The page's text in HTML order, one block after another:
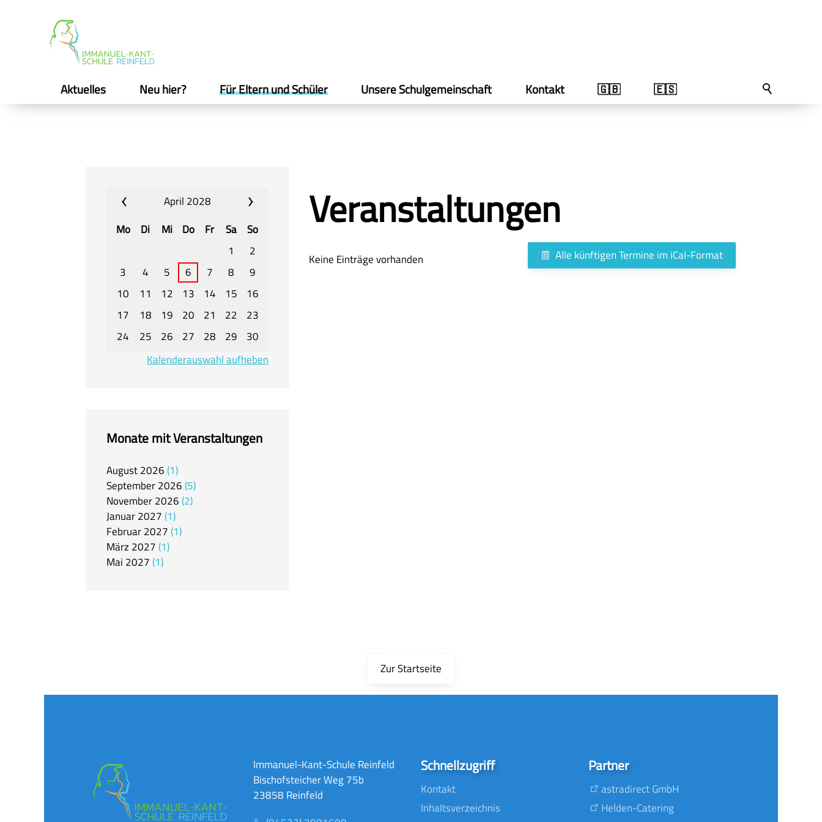
Aktuelles Neu hier? Für Eltern und Schüler Unsere Schulgemeinschaft Kontakt 🇬🇧 🇪🇸
April 2028
Mo
Di Mi Do Fr Sa
So
1
2
3
4 5 6 7 8
9
10
11 12 13 14 15
16
17
18 19 20 21 22
23
24
25 26 27 28 29
30
Kalenderauswahl aufheben
Monate mit Veranstaltungen
August2026 1
September2026 5
November2026 2
Januar2027 1
Februar2027 1
März 2027 1
Mai 2027 1
Veranstaltungen
Alle künftigen Termine im iCal-Format
Keine Einträge vorhanden
Zur Startseite
Immanuel-Kant-Schule Reinfeld
Bischofsteicher Weg 75b
23858 Reinfeld
Schnellzugriff
Kontakt
Inhaltsverzeichnis
Partner
astradirect GmbH
Helden-Catering